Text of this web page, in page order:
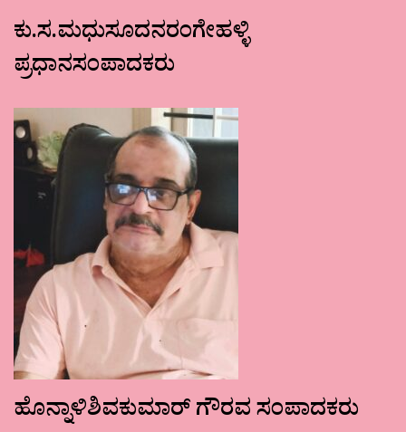
ಕು.ಸ.ಮಧುಸೂದನರಂಗೇಹಳ್ಳಿ
ಪ್ರಧಾನಸಂಪಾದಕರು
ಹೊನ್ನಾಳಿಶಿವಕುಮಾರ್ ಗೌರವ ಸಂಪಾದಕರು